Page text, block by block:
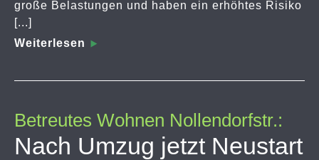
große Belastungen und haben ein erhöhtes Risiko
[...]
Weiterlesen
Betreutes Wohnen Nollendorfstr.:
Nach Umzug jetzt Neustart